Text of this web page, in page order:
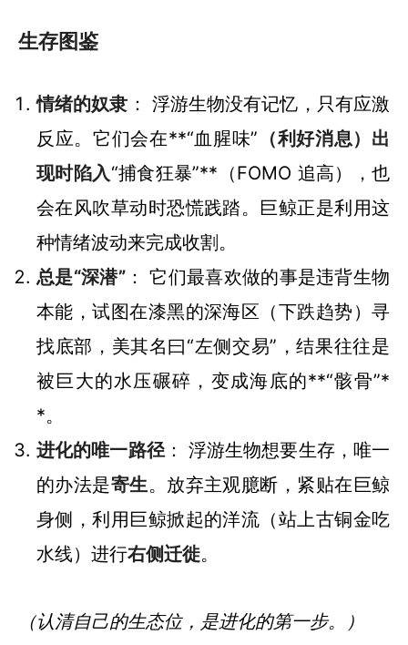
生存图鉴
情绪的奴隶 ： 浮游生物没有记忆，只有应激
反应。它们会在**“血腥味” （利好消息）出
现时陷入“捕食狂暴”**（FOMO 追高），也
会在风吹草动时恐慌践踏。巨鲸正是利用这
种情绪波动来完成收割。
总是“深潜”： 它们最喜欢做的事是违背生物
本能，试图在漆黑的深海区（下跌趋势）寻
找底部，美其名曰“左侧交易”，结果往往是
被巨大的水压碾碎，变成海底的**“骸骨”*
*。
进化的唯一路径： 浮游生物想要生存，唯一
的办法是寄生。放弃主观臆断，紧贴在巨鲸
身侧，利用巨鲸掀起的洋流（站上古铜金吃
水线）进行右侧迁徙。
（认清自己的生态位，是进化的第一步。）